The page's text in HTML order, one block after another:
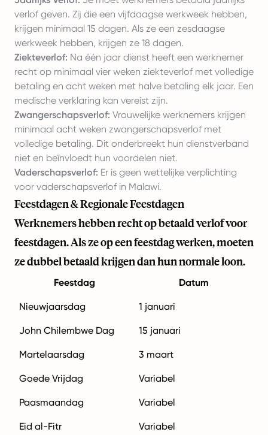
verlof geven. Zij die een vijfdaagse werkweek hebben,
krijgen minimaal 15 dagen. Als ze een zesdaagse
werkweek hebben, krijgen ze 18 dagen.
Ziekteverlof: Na één jaar dienst heeft een werknemer
recht op minimaal vier weken ziekteverlof met volledige
betaling en acht weken met halve betaling elk jaar. Een
medische verklaring kan vereist zijn.
Zwangerschapsverlof: Vrouwelijke werknemers krijgen
minimaal acht weken zwangerschapsverlof met
volledige betaling. Dit onderbreekt hun dienstverband
niet en beïnvloedt hun voordelen niet.
Vaderschapsverlof: Er is geen wettelijke verplichting
voor vaderschapsverlof in Malawi.
Feestdagen & Regionale Feestdagen
Werknemers hebben recht op betaald verlof voor
feestdagen. Als ze op een feestdag werken, moeten
ze dubbel betaald krijgen dan hun normale loon.
Feestdag Datum
Nieuwjaarsdag 1 januari
John Chilembwe Dag 15 januari
Martelaarsdag 3 maart
Goede Vrijdag Variabel
Paasmaandag Variabel
Eid al-Fitr Variabel